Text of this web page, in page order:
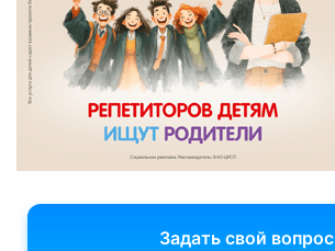
Задать свой вопрос